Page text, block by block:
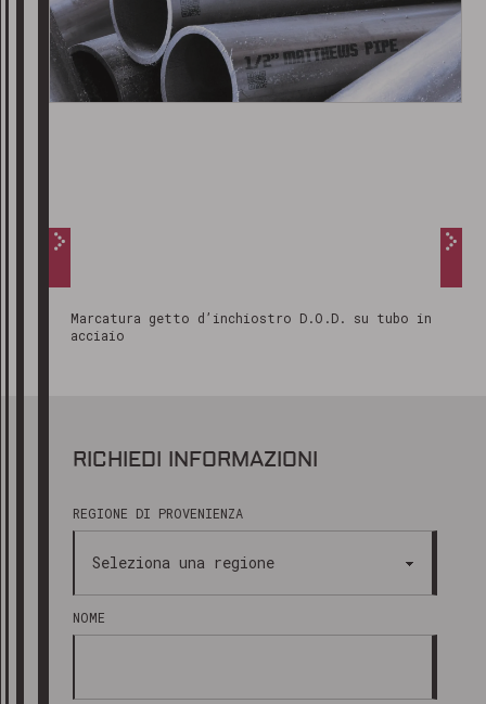
Marcatura getto d’inchiostro D.O.D. su tubo in
acciaio
RICHIEDI INFORMAZIONI
REGIONE DI PROVENIENZA
NOME